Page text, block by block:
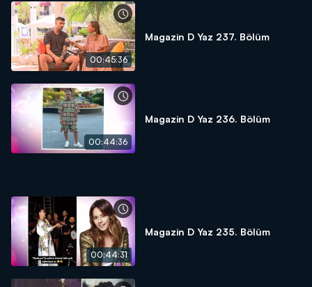
00:45:36
Magazin D Yaz 237. Bölüm
00:44:36
Magazin D Yaz 236. Bölüm
00:44:31
Magazin D Yaz 235. Bölüm